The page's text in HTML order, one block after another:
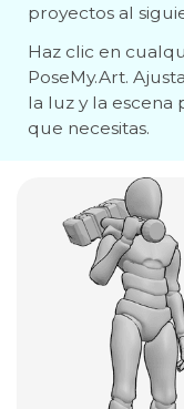
proyectos al
Haz clic en
PoseMy.Art.
la luz y la escena
que necesitas.